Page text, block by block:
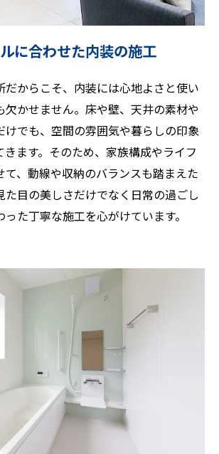
に合わせた内装の施工
だからこそ、内装には心地よさと使い
欠かせません。床や壁、天井の素材や
けでも、空間の雰囲気や暮らしの印象
ます。そのため、家族構成やライフ
て、動線や収納のバランスも踏まえた
た目の美しさだけでなく日常の過ごし
た丁寧な施工を心がけています。